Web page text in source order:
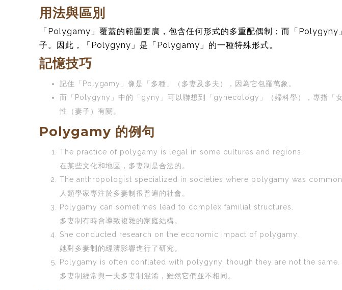
用法與區別
「Polygamy」覆蓋的範圍更廣，包含任何形式的多重配偶制；而「Polygyny
子。因此，「Polygyny」是「Polygamy」的一種特殊形式。
記憶技巧
記住「Polygamy」像是「多種」（多妻及多夫），因為它包羅萬象。
而「Polygyny」中的「gyny」可以聯想到「gynecology」（婦科學），專指「
性（妻子）有關。
Polygamy 的例句
The practice of polygamy is legal in some cultures and regions.
在某些文化和地區，多妻制是合法的。
The anthropologist specialized in societies where polygamy was common.
人類學家專注於多妻制很普遍的社會。
Polygamy can sometimes lead to complex familial structures.
多妻制有時會導致複雜的家庭結構。
She conducted research on the economic impact of polygamy.
她對多妻制的經濟影響進行了研究。
Polygamy is often conflated with polygyny, though they are not the same.
多妻制經常與一夫多妻制混淆，雖然它們並不相同。